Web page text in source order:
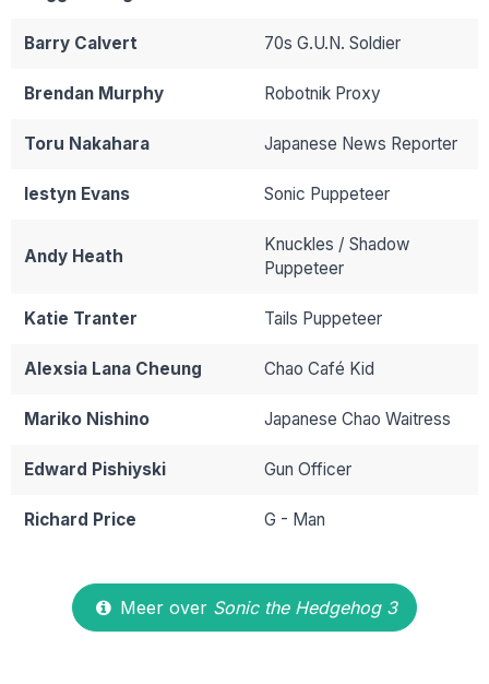
Barry Calvert 70s G.U.N. Soldier
Brendan Murphy Robotnik Proxy
Toru Nakahara Japanese News Reporter
Iestyn Evans Sonic Puppeteer
Andy Heath
Knuckles / Shadow
Puppeteer
Katie Tranter Tails Puppeteer
Alexsia Lana Cheung Chao Café Kid
Mariko Nishino Japanese Chao Waitress
Edward Pishiyski Gun Officer
Richard Price G - Man
Meer over Sonic the Hedgehog 3